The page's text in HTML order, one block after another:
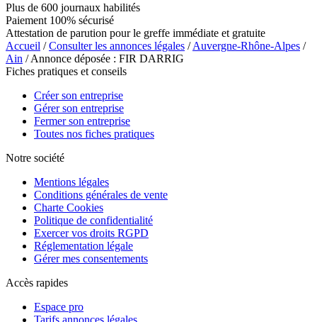
Plus de 600 journaux habilités
Paiement 100% sécurisé
Attestation de parution pour le greffe immédiate et gratuite
Accueil /Consulter les annonces légales /Auvergne-Rhône-Alpes /
Ain / Annonce déposée : FIR DARRIG
Fiches pratiques et conseils
Créer son entreprise
Gérer son entreprise
Fermer son entreprise
Toutes nos fiches pratiques
Notre société
Mentions légales
Conditions générales de vente
Charte Cookies
Politique de confidentialité
Exercer vos droits RGPD
Réglementation légale
Gérer mes consentements
Accès rapides
Espace pro
Tarifs annonces légales